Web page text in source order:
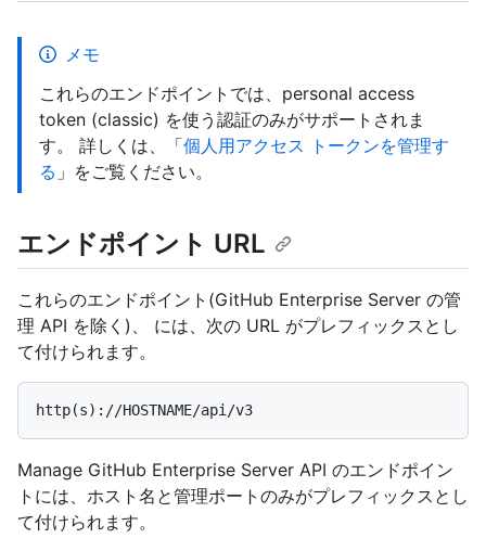
メモ
これらのエンドポイントでは、personal access
token (classic) を使う認証のみがサポートされま
す。 詳しくは、「個人用アクセス トークンを管理す
る 」をご覧ください。
エンドポイント URL
これらのエンドポイント(GitHub Enterprise Server の管
理 API を除く)、 には、次の URL がプレフィックスとし
て付けられます。
Manage GitHub Enterprise Server API のエンドポイン
トには、ホスト名と管理ポートのみがプレフィックスとし
て付けられます。